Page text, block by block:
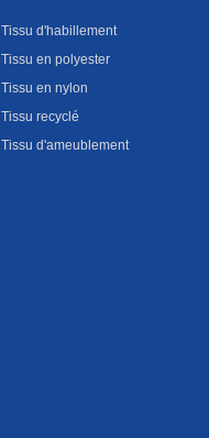
Tissu d'habillement
Tissu en polyester
Tissu en nylon
Tissu recyclé
Tissu d'ameublement